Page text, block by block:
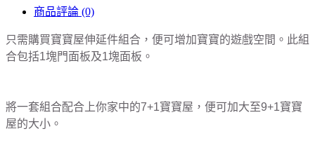
商品評論 (0)
只需購買寶寶屋伸延件組合，便可增加寶寶的遊戲空間。此組
合包括1塊門面板及1塊面板。
將一套組合配合上你家中的7+1寶寶屋，便可加大至9+1寶寶
屋的大小。